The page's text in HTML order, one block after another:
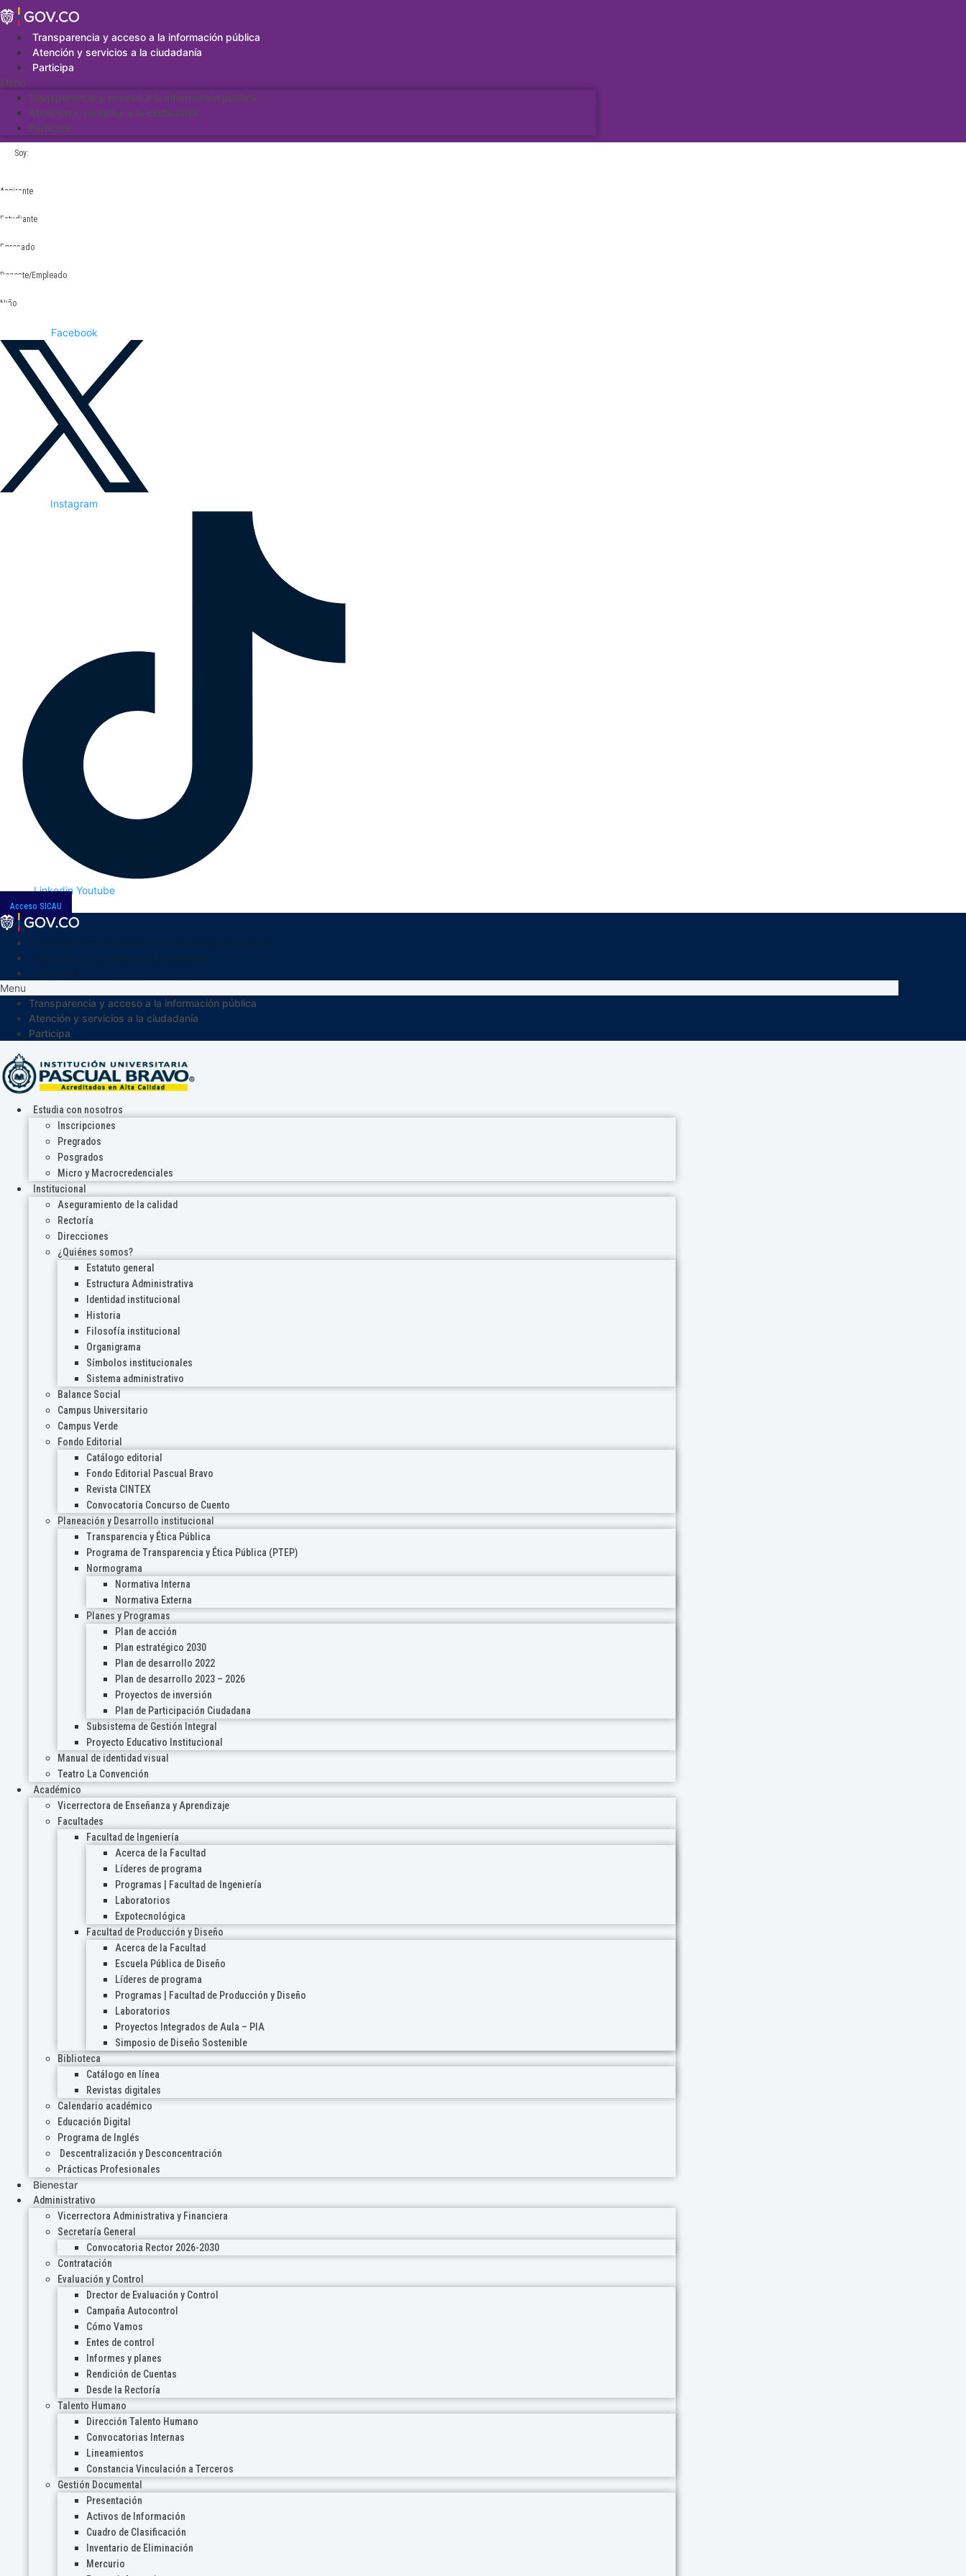
Saltar
al
contenidoTransparencia y acceso a la información pública
Atención y servicios a la ciudadanía
Participa
Menu
Transparencia y acceso a la información pública
Atención y servicios a la ciudadanía
Participa
Soy:
Aspirante
Estudiante
Egresado
Docente/Empleado
Niño
Facebook
Instagram
Linkedin Youtube
Acceso SICAU
Menu
Transparencia y acceso a la información pública
Atención y servicios a la ciudadanía
Participa
Estudia con nosotros
Inscripciones
Pregrados
Posgrados
Micro y Macrocredenciales
Institucional
Aseguramiento de la calidad
Rectoría
Direcciones
¿Quiénes somos?
Estatuto general
Estructura Administrativa
Identidad institucional
Historia
Filosofía institucional
Organigrama
Símbolos institucionales
Sistema administrativo
Balance Social
Campus Universitario
Campus Verde
Fondo Editorial
Catálogo editorial
Fondo Editorial Pascual Bravo
Revista CINTEX
Convocatoria Concurso de Cuento
Planeación y Desarrollo institucional
Transparencia y Ética Pública
Programa de Transparencia y Ética Pública (PTEP)
Normograma
Normativa Interna
Normativa Externa
Planes y Programas
Plan de acción
Plan estratégico 2030
Plan de desarrollo 2022
Plan de desarrollo 2023 – 2026
Proyectos de inversión
Plan de Participación Ciudadana
Subsistema de Gestión Integral
Proyecto Educativo Institucional
Manual de identidad visual
Teatro La Convención
Académico
Vicerrectora de Enseñanza y Aprendizaje
Facultades
Facultad de Ingeniería
Acerca de la Facultad
Líderes de programa
Programas | Facultad de Ingeniería
Laboratorios
Expotecnológica
Facultad de Producción y Diseño
Acerca de la Facultad
Escuela Pública de Diseño
Líderes de programa
Programas | Facultad de Producción y Diseño
Laboratorios
Proyectos Integrados de Aula – PIA
Simposio de Diseño Sostenible
Biblioteca
Catálogo en línea
Revistas digitales
Calendario académico
Educación Digital
Programa de Inglés
Descentralización y Desconcentración
Prácticas Profesionales
Bienestar
Administrativo
Vicerrectora Administrativa y Financiera
Secretaría General
Convocatoria Rector 2026-2030
Contratación
Evaluación y Control
Drector de Evaluación y Control
Campaña Autocontrol
Cómo Vamos
Entes de control
Informes y planes
Rendición de Cuentas
Desde la Rectoría
Talento Humano
Dirección Talento Humano
Convocatorias Internas
Lineamientos
Constancia Vinculación a Terceros
Gestión Documental
Presentación
Activos de Información
Cuadro de Clasificación
Inventario de Eliminación
Mercurio